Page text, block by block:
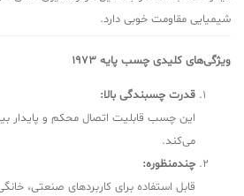
شیمیایی مقاومت خوبی دارد.
ویژگی‌های کلیدی چسب پایه 1973
قدرت چسبندگی بالا:
این چسب قابلیت اتصال محکم و پایدار
می‌کند.
چندمنظوره:
قابل استفاده برای کاربردهای صنعتی،